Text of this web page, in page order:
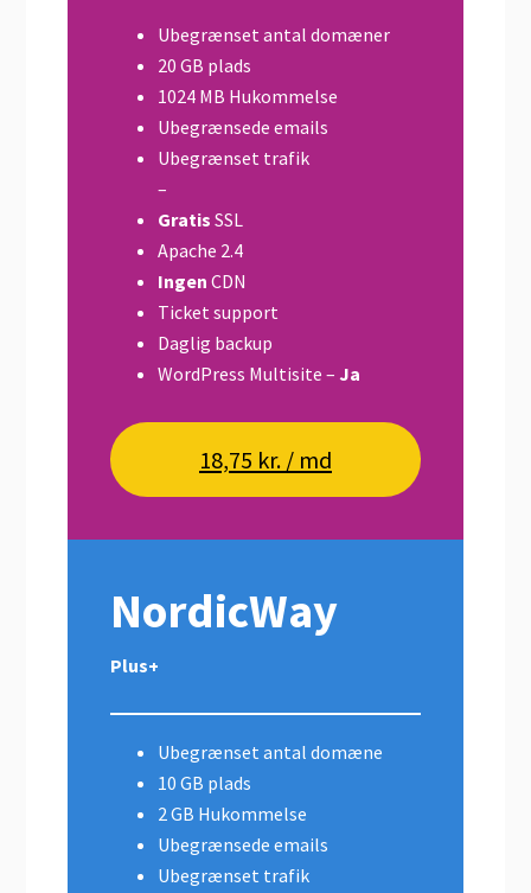
Ubegrænset antal domæner
20 GB plads
1024 MB Hukommelse
Ubegrænsede emails
Ubegrænset trafik
–
Gratis SSL
Apache 2.4
IngenCDN
Ticket support
Daglig backup
WordPress Multisite –Ja
18,75 kr. / md
NordicWay
Plus+
Ubegrænset antal domæne
10 GB plads
2 GB Hukommelse
Ubegrænsede emails
Ubegrænset trafik